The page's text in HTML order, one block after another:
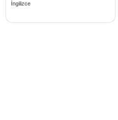
İngilizce